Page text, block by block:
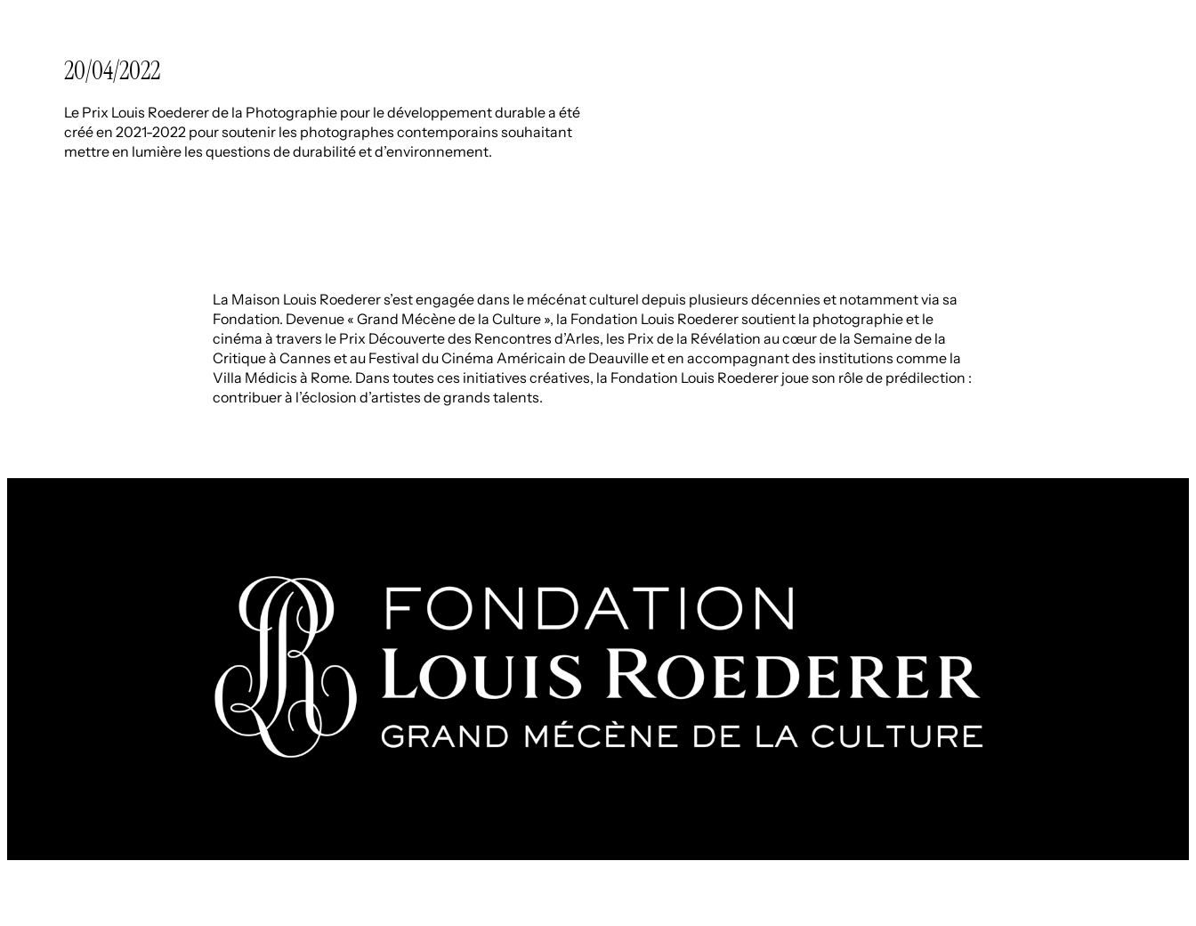
20/04/2022
Le Prix Louis Roederer de la Photographie pour le développement durable a été
créé en 2021-2022 pour soutenir les photographes contemporains souhaitant
mettre en lumière les questions de durabilité et d’environnement.
La Maison Louis Roederer s’est engagée dans le mécénat culturel depuis plusieurs décennies et notamment via sa
Fondation. Devenue « Grand Mécène de la Culture », la Fondation Louis Roederer soutient la photographie et le
cinéma à travers le Prix Découverte des Rencontres d’Arles, les Prix de la Révélation au cœur de la Semaine de la
Critique à Cannes et au Festival du Cinéma Américain de Deauville et en accompagnant des institutions comme la
Villa Médicis à Rome. Dans toutes ces initiatives créatives, la Fondation Louis Roederer joue son rôle de prédilection :
contribuer à l’éclosion d’artistes de grands talents.